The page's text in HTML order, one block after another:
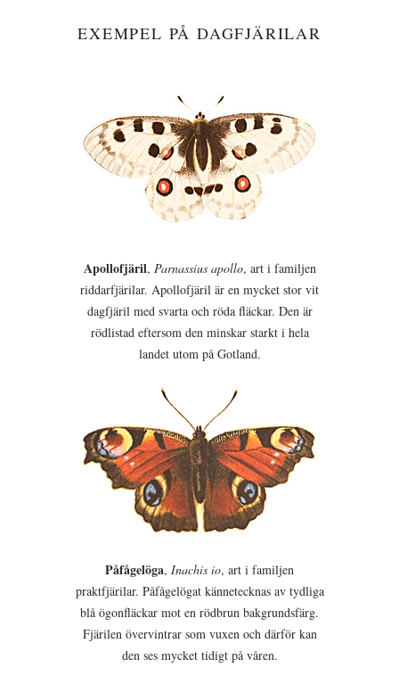
EXEMPEL PÅ DAGFJÄRILAR
Apollofjäril, Parnassius apollo, art i familjen
riddarfjärilar. Apollofjäril är en mycket stor vit
dagfjäril med svarta och röda fläckar. Den är
rödlistad eftersom den minskar starkt i hela
landet utom på Gotland.
Påfågelöga, Inachis io, art i familjen
praktfjärilar. Påfågelögat kännetecknas av tydliga
blå ögonfläckar mot en rödbrun bakgrundsfärg.
Fjärilen övervintrar som vuxen och därför kan
den ses mycket tidigt på våren.